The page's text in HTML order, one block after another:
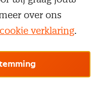
Onzealgemene
over ons
cookie verklaring.